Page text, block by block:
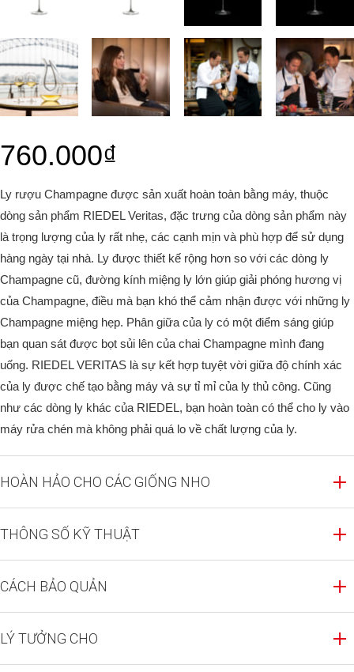
760.000₫
Ly rượu Champagne được sản xuất hoàn toàn bằng máy, thuộc
dòng sản phẩm RIEDEL Veritas, đặc trưng của dòng sản phẩm này
là trọng lượng của ly rất nhẹ, các cạnh mịn và phù hợp để sử dụng
hàng ngày tại nhà. Ly được thiết kế rộng hơn so với các dòng ly
Champagne cũ, đường kính miệng ly lớn giúp giải phóng hương vị
của Champagne, điều mà bạn khó thể cảm nhận được với những ly
Champagne miệng hẹp. Phân giữa của ly có một điểm sáng giúp
bạn quan sát được bọt sủi lên của chai Champagne mình đang
uống. RIEDEL VERITAS là sự kết hợp tuyệt vời giữa độ chính xác
của ly được chế tạo bằng máy và sự tỉ mỉ của ly thủ công. Cũng
như các dòng ly khác của RIEDEL, bạn hoàn toàn có thể cho ly vào
máy rửa chén mà không phải quá lo về chất lượng của ly.
HOÀN HẢO CHO CÁC GIỐNG NHO
THÔNG SỐ KỸ THUẬT
CÁCH BẢO QUẢN
LÝ TƯỞNG CHO